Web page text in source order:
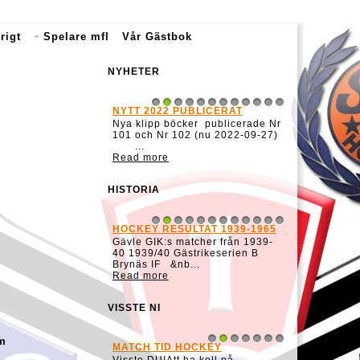
Spelare mfl Vår Gästbok
NYHETER
1 2 3 4 5 6 7 8 9
NYTT 2020 PUBLICERAT
Nya klipp böcker publicerade Nr
99 och Nr 100 (nu 2020-09-23)
samt en uppdaterad version
runt...
HISTORIA
1 2 3 4 5 6 7 8 9 1011
ANKARCUPEN
Ankarcupen startade 1987 med
att ledare från födda 1973-lagen
i GGIK, Strömsbro...
Read more